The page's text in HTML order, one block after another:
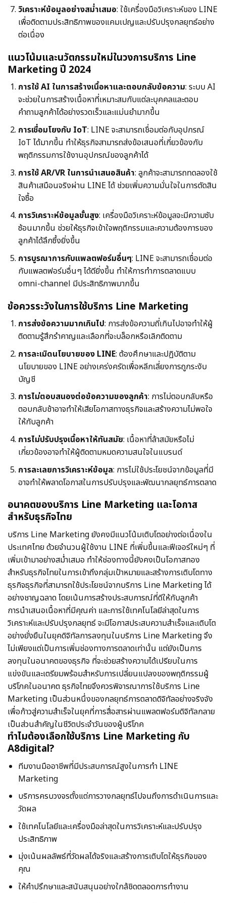
วิเคราะห์ข้อมูลอย่างสม่ำเสมอ: ใช้เครื่องมือวิเคราะห์ของ LINE
เพื่อติดตามประสิทธิภาพของแคมเปญและปรับปรุงกลยุทธ์อย่าง
ต่อเนื่อง
แนวโน้มและนวัตกรรมใหม่ในวงการบริการ Line
Marketing ปี 2024
การใช้ AI ในการสร้างเนื้อหาและตอบกลับข้อความ: ระบบ AI
จะช่วยในการสร้างเนื้อหาที่เหมาะสมกับแต่ละบุคคลและตอบ
คำถามลูกค้าได้อย่างรวดเร็วและแม่นยำมากขึ้น
การเชื่อมโยงกับ IoT: LINE จะสามารถเชื่อมต่อกับอุปกรณ์
IoT ได้มากขึ้น ทำให้ธุรกิจสามารถส่งข้อเสนอที่เกี่ยวข้องกับ
พฤติกรรมการใช้งานอุปกรณ์ของลูกค้าได้
การใช้ AR/VR ในการนำเสนอสินค้า: ลูกค้าจะสามารถทดลองใช้
สินค้าเสมือนจริงผ่าน LINE ได้ ช่วยเพิ่มความมั่นใจในการตัดสิน
ใจซื้อ
การวิเคราะห์ข้อมูลขั้นสูง: เครื่องมือวิเคราะห์ข้อมูลจะมีความซับ
ซ้อนมากขึ้น ช่วยให้ธุรกิจเข้าใจพฤติกรรมและความต้องการของ
ลูกค้าได้ลึกซึ้งยิ่งขึ้น
การบูรณาการกับแพลตฟอร์มอื่นๆ: LINE จะสามารถเชื่อมต่อ
กับแพลตฟอร์มอื่นๆ ได้ดียิ่งขึ้น ทำให้การทำการตลาดแบบ
omni-channel มีประสิทธิภาพมากขึ้น
ข้อควรระวังในการใช้บริการ Line Marketing
การส่งข้อความมากเกินไป: การส่งข้อความถี่เกินไปอาจทำให้ผู้
ติดตามรู้สึกรำคาญและเลือกที่จะบล็อกหรือเลิกติดตาม
การละเมิดนโยบายของ LINE: ต้องศึกษาและปฏิบัติตาม
นโยบายของ LINE อย่างเคร่งครัดเพื่อหลีกเลี่ยงการถูกระงับ
บัญชี
การไม่ตอบสนองต่อข้อความของลูกค้า: การไม่ตอบกลับหรือ
ตอบกลับช้าอาจทำให้เสียโอกาสทางธุรกิจและสร้างความไม่พอใจ
ให้กับลูกค้า
การไม่ปรับปรุงเนื้อหาให้ทันสมัย: เนื้อหาที่ล้าสมัยหรือไม่
เกี่ยวข้องอาจทำให้ผู้ติดตามหมดความสนใจในแบรนด์
การละเลยการวิเคราะห์ข้อมูล: การไม่ใช้ประโยชน์จากข้อมูลที่มี
อาจทำให้พลาดโอกาสในการปรับปรุงและพัฒนากลยุทธ์การตลาด
อนาคตของบริการ Line Marketing และโอกาส
สำหรับธุรกิจไทย
บริการ Line Marketing ยังคงมีแนวโน้มเติบโตอย่างต่อเนื่องใน
ประเทศไทย ด้วยจำนวนผู้ใช้งาน LINE ที่เพิ่มขึ้นและฟีเจอร์ใหม่ๆ ที่
เพิ่มเข้ามาอย่างสม่ำเสมอ ทำให้ช่องทางนี้ยังคงเป็นโอกาสทอง
สำหรับธุรกิจไทยในการเข้าถึงกลุ่มเป้าหมายและสร้างการเติบโตทาง
ธุรกิจธุรกิจที่สามารถใช้ประโยชน์จากบริการ Line Marketing ได้
อย่างชาญฉลาด โดยเน้นการสร้างประสบการณ์ที่ดีให้กับลูกค้า
การนำเสนอเนื้อหาที่มีคุณค่า และการใช้เทคโนโลยีล่าสุดในการ
วิเคราะห์และปรับปรุงกลยุทธ์ จะมีโอกาสประสบความสำเร็จและเติบโต
อย่างยั่งยืนในยุคดิจิทัลการลงทุนในบริการ Line Marketing จึง
ไม่เพียงแต่เป็นการเพิ่มช่องทางการตลาดเท่านั้น แต่ยังเป็นการ
ลงทุนในอนาคตของธุรกิจ ที่จะช่วยสร้างความได้เปรียบในการ
แข่งขันและเตรียมพร้อมสำหรับการเปลี่ยนแปลงของพฤติกรรมผู้
บริโภคในอนาคต ธุรกิจไทยจึงควรพิจารณาการใช้บริการ Line
Marketing เป็นส่วนหนึ่งของกลยุทธ์การตลาดดิจิทัลอย่างจริงจัง
เพื่อก้าวสู่ความสำเร็จในยุคที่การสื่อสารผ่านแพลตฟอร์มดิจิทัลกลาย
เป็นส่วนสำคัญในชีวิตประจำวันของผู้บริโภค
ทำไมต้องเลือกใช้บริการ Line Marketing กับ
A8digital?
ทีมงานมืออาชีพที่มีประสบการณ์สูงในการทำ LINE
Marketing
บริการครบวงจรตั้งแต่การวางกลยุทธ์ไปจนถึงการดำเนินการและ
วัดผล
ใช้เทคโนโลยีและเครื่องมือล่าสุดในการวิเคราะห์และปรับปรุง
ประสิทธิภาพ
มุ่งเน้นผลลัพธ์ที่วัดผลได้จริงและสร้างการเติบโตให้ธุรกิจของ
คุณ
ให้คำปรึกษาและสนับสนุนอย่างใกล้ชิดตลอดการทำงาน